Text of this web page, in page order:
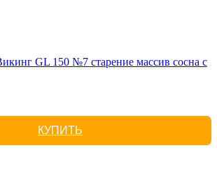
GL 150 №7 старение массив сосна с
КУПИТЬ